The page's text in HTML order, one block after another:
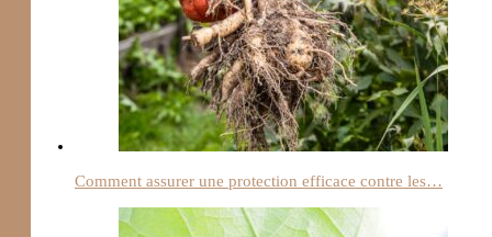
Comment assurer une protection efficace contre les…